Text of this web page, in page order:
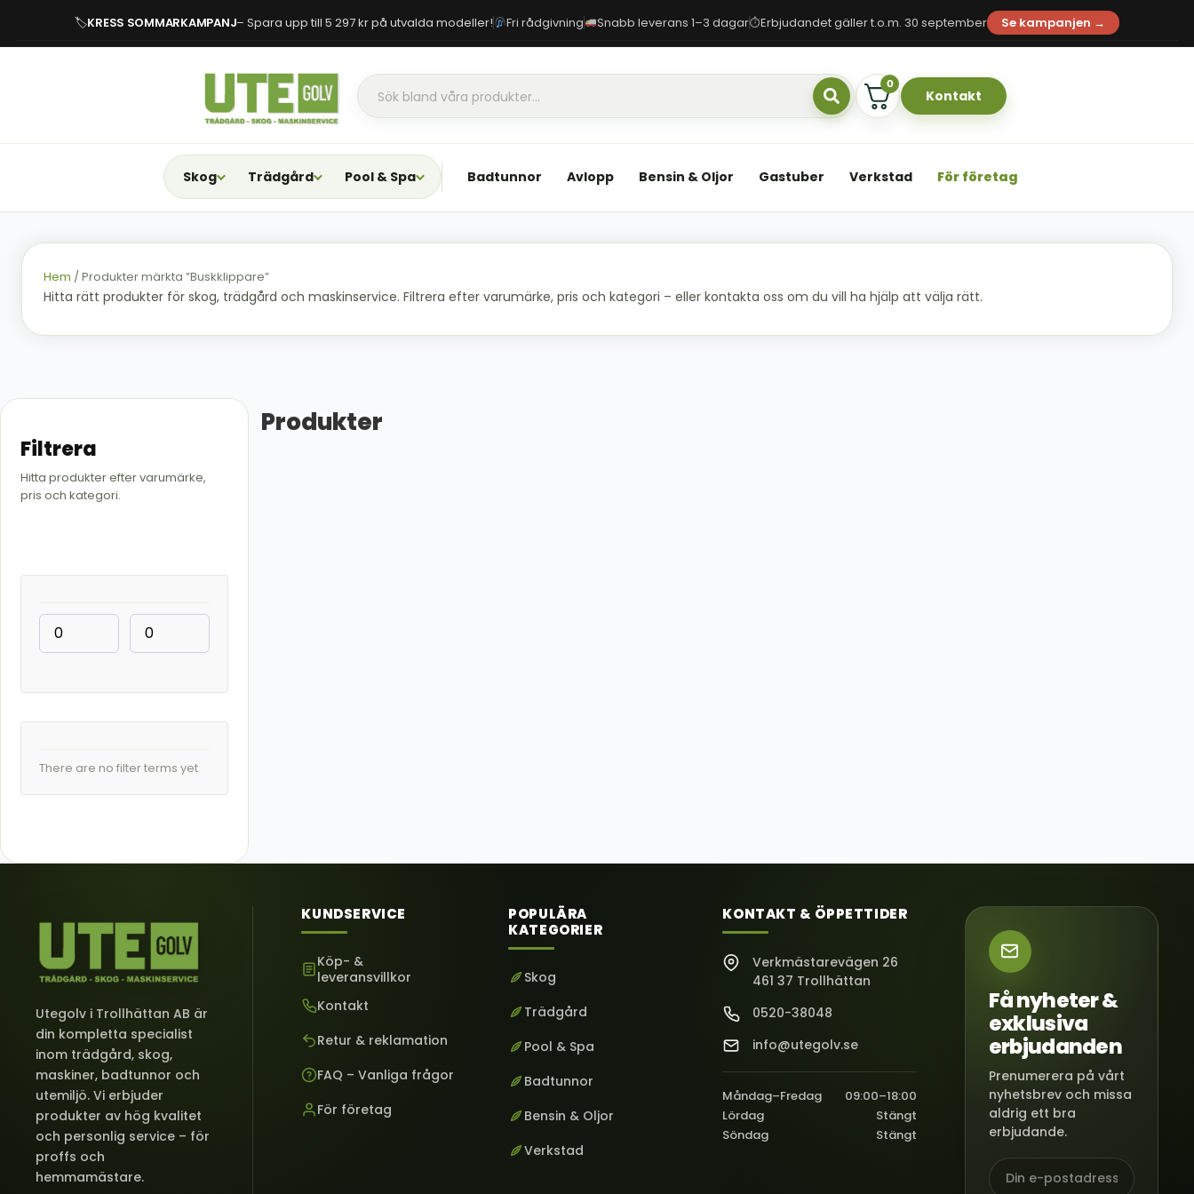
🏷KRESS SOMMARKAMPANJ– Spara upp till 5 297 kr på utvalda modeller! Fri rådgivning Snabb leverans 1–3 dagar⏱Erbjudandet gäller t.o.m. 30 september Se kampanjen →
0
Kontakt
Skog Trädgård Pool & Spa Badtunnor Avlopp Bensin & Oljor Gastuber Verkstad För företag
Hem / Produkter märkta ”Buskklippare”
Hitta rätt produkter för skog, trädgård och maskinservice. Filtrera efter varumärke, pris och kategori – eller kontakta oss om du vill ha hjälp att välja rätt.
Filtrera
Hitta produkter efter varumärke,
pris och kategori.
There are no filter terms yet
Produkter
Utegolv i Trollhättan AB är
din kompletta specialist
inom trädgård, skog,
maskiner, badtunnor och
utemiljö. Vi erbjuder
produkter av hög kvalitet
och personlig service – för
proffs och
hemmamästare.
KUNDSERVICE
Köp- &
leveransvillkor
Kontakt
Retur & reklamation
FAQ – Vanliga frågor
För företag
POPULÄRA
KATEGORIER
Skog
Trädgård
Pool & Spa
Badtunnor
Bensin & Oljor
Verkstad
KONTAKT & ÖPPETTIDER
Verkmästarevägen 26
461 37 Trollhättan
0520-38048
info@utegolv.se
Måndag–Fredag
09:00–18:00
Lördag
Stängt
Söndag
Stängt
Få nyheter &
exklusiva
erbjudanden
Prenumerera på vårt
nyhetsbrev och missa
aldrig ett bra
erbjudande.